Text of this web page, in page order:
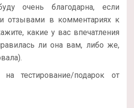
очень благодарна, если
отзывами в комментариях к
какие у вас впечатления
ли она вам, либо же,
тестирование/подарок от